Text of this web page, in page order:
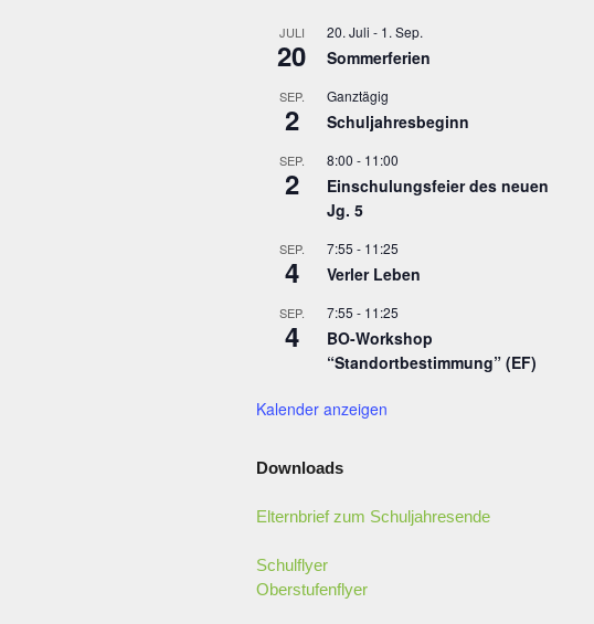
JULI
20
20. Juli - 1. Sep.
Sommerferien
SEP.
2
Ganztägig
Schuljahresbeginn
SEP.
2
8:00 - 11:00
Einschulungsfeier des neuen
Jg. 5
SEP.
4
7:55 - 11:25
Verler Leben
SEP.
4
7:55 - 11:25
BO-Workshop
“Standortbestimmung” (EF)
Kalender anzeigen
Downloads
Elternbrief zum Schuljahresende
Schulflyer
Oberstufenflyer